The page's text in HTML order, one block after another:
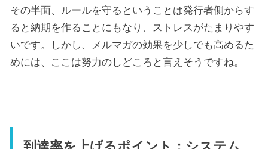
その半面、ルールを守るということは発行者側からす
ると納期を作ることにもなり、ストレスがたまりやす
いです。しかし、メルマガの効果を少しでも高めるた
めには、ここは努力のしどころと言えそうですね。